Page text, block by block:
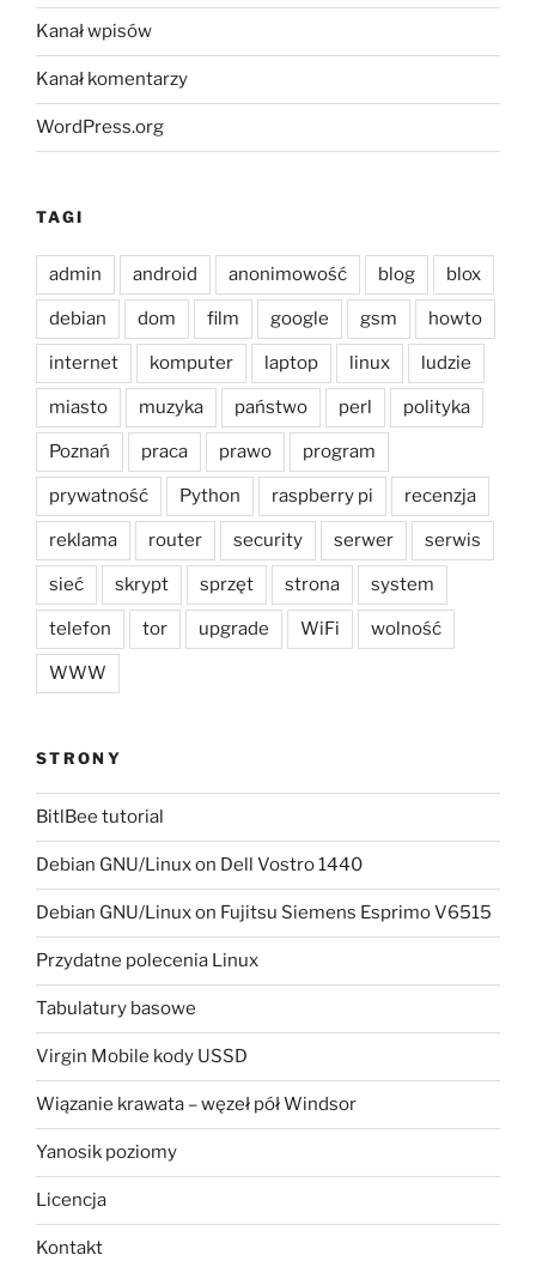
Kanał wpisów
Kanał komentarzy
WordPress.org
TAGI
admin android anonimowość blog blox
debian dom film google gsm howto
internet komputer laptop linux ludzie
miasto muzyka państwo perl polityka
Poznań praca prawo program
prywatność Python raspberry pi recenzja
reklama router security serwer serwis
sieć skrypt sprzęt strona system
telefon tor upgrade WiFi wolność
WWW
STRONY
BitlBee tutorial
Debian GNU/Linux on Dell Vostro 1440
Debian GNU/Linux on Fujitsu Siemens Esprimo V6515
Przydatne polecenia Linux
Tabulatury basowe
Virgin Mobile kody USSD
Wiązanie krawata – węzeł pół Windsor
Yanosik poziomy
Licencja
Kontakt